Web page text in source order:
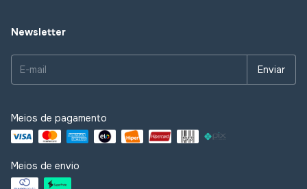
Newsletter
Meios de pagamento
Meios de envio